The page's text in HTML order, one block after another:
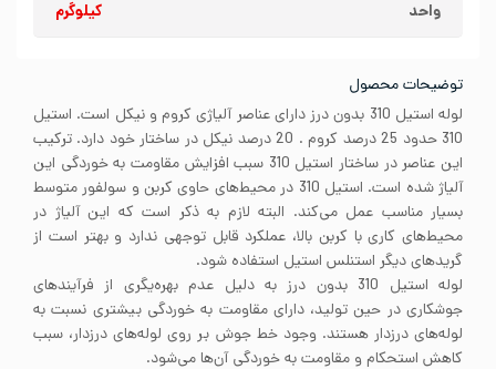
واحد کیلوگرم
توضیحات محصول
لوله استیل 310 بدون درز دارای عناصر آلیاژی کروم و نیکل است. استیل
310 حدود 25 درصد کروم . 20 درصد نیکل در ساختار خود دارد. ترکیب
این عناصر در ساختار استیل 310 سبب افزایش مقاومت به خوردگی این
آلیاژ شده است. استیل 310 در محیط‌های حاوی کربن و سولفور متوسط
بسیار مناسب عمل می‌کند. البته لازم به ذکر است که این آلیاژ در
محیط‌های کاری با کربن بالا، عملکرد قابل توجهی ندارد و بهتر است از
گریدهای دیگر استنلس استیل استفاده شود.
لوله استیل 310 بدون درز به دلیل عدم بهره‌یگری از فرآیندهای
جوشکاری در حین تولید، دارای مقاومت به خوردگی بیشتری نسبت به
لوله‌های درزدار هستند. وجود خط جوش بر روی لوله‌های درزدار، سبب
کاهش استحکام و مقاومت به خوردگی آن‌ها می‌شود.